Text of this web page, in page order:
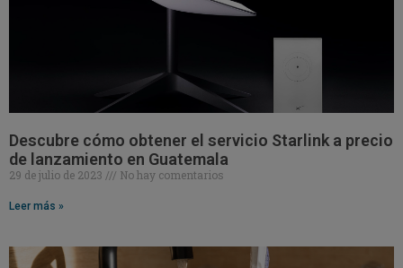
Descubre cómo obtener el servicio Starlink a precio
de lanzamiento en Guatemala
29 de julio de 2023 No hay comentarios
Leer más »